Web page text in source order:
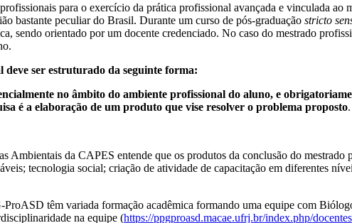
para o exercício da prática profissional avançada e vinculada ao
bastante peculiar do Brasil. Durante um curso de pós-graduação stricto
sendo orientado por um docente credenciado. No caso do mestrado
ser estruturado da seguinte forma:
no âmbito do ambiente profissional do aluno, e
é a elaboração de um produto que vise resolver o problema proposto.
da CAPES entende que os produtos da conclusão do mestrado
tecnologia social; criação de atividade de capacitação em diferentes
têm variada formação acadêmica formando uma equipe com
na equipe (https://ppgproasd.macae.ufrj.br/index.php/docentes